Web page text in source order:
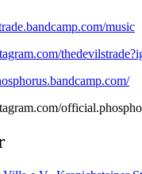
music